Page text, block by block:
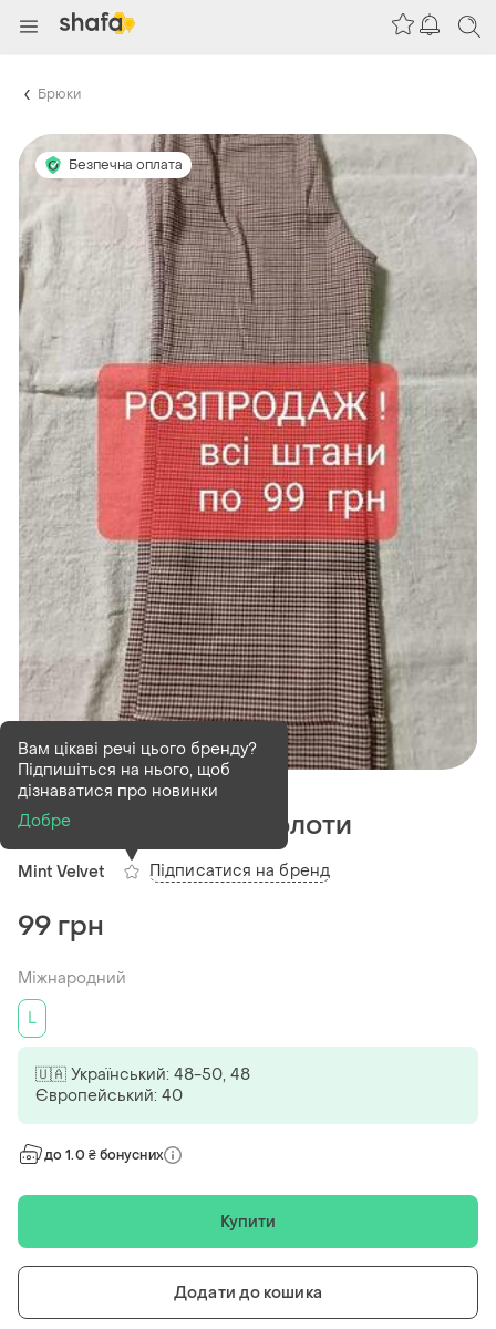
Брюки
Безпечна оплата
В наявності1 шт
Брюки укорочені кюлоти
Mint Velvet
Вам цікаві речі цього бренду?
Підпишіться на нього, щоб
дізнаватися про новинки
Добре
Підписатися на бренд
99 грн
Міжнародний
L
🇺🇦 Український: 48-50, 48
Європейський: 40
до 1.0 ₴ бонусних
Купити
Додати до кошика